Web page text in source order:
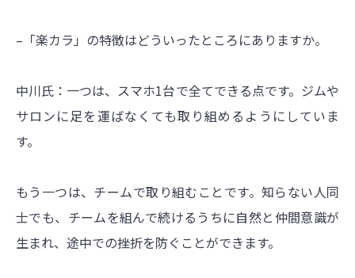
–「楽カラ」の特徴はどういったところにありますか。
中川氏：一つは、スマホ1台で全てできる点です。ジムや
サロンに足を運ばなくても取り組めるようにしていま
す。
もう一つは、チームで取り組むことです。知らない人同
士でも、チームを組んで続けるうちに自然と仲間意識が
生まれ、途中での挫折を防ぐことができます。